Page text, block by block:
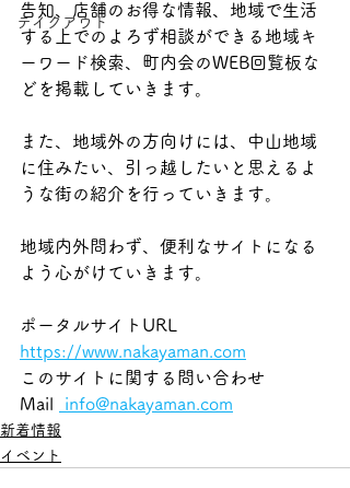
テイクアウト
告知、店舗のお得な情報、地域で生活
する上でのよろず相談ができる地域キ
ーワード検索、町内会のWEB回覧板な
どを掲載していきます。
また、地域外の方向けには、中山地域
に住みたい、引っ越したいと思えるよ
うな街の紹介を行っていきます。
地域内外問わず、便利なサイトになる
よう心がけていきます。
ポータルサイトURL
https://www.nakayaman.com
このサイトに関する問い合わせ
Mail
info@nakayaman.com
新着情報
イベント